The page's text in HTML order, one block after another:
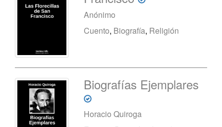
Anónimo
Cuento, Biografía, Religión
Biografías Ejemplares
Horacio Quiroga